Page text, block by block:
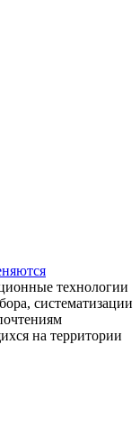
технологии
систематизации
на территории